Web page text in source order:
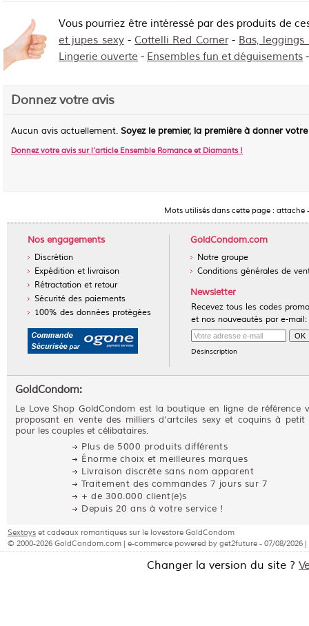
Vous pourriez être intéressé par des produits de
et jupes sexy-Cottelli Red Corner- Bas,
Lingerie ouverte - Ensembles fun et déguisements
Donnez votre avis
Aucun avis actuellement. Soyez le premier, la première à donner
Donnez votre avis sur l'article Ensemble Romance et Diamants!
Mots utilisés dans cette page : attache
Nos engagements
Discrétion
Expédition et livraison
Rétractation et retour
Sécurité des paiements
100% des données protégées
GoldCondom.com
Notre groupe
Conditions générales de
Newsletter
Recevez tous les codes
et nos nouveautés par e-mail:
Désinscription
GoldCondom:
Le Love Shop GoldCondom est la boutique en ligne de référence
proposant en vente des milliers d'artciles sexy et coquins à petit
pour les couples et célibataires.
Plus de 5000 produits différents
Énorme choix et meilleures marques
Livraison discrète sans nom apparent
Traitement des commandes 7 jours sur 7
+ de 300.000 client(e)s
Depuis 20 ans à votre service !
Sextoys et cadeaux romantiques sur le lovestore GoldCondom
© 2000-2026 GoldCondom.com | e-commerce powered by get2future - 07/08/2026 |
Changer la version du site ?